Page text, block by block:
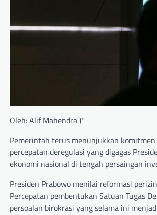
Oleh: Alif Mahendra )*
Pemerintah terus menunjukkan
percepatan deregulasi yang digagas
ekonomi nasional di tengah persaingan
Presiden Prabowo menilai reformasi
Percepatan pembentukan Satuan Tugas
persoalan birokrasi yang selama ini